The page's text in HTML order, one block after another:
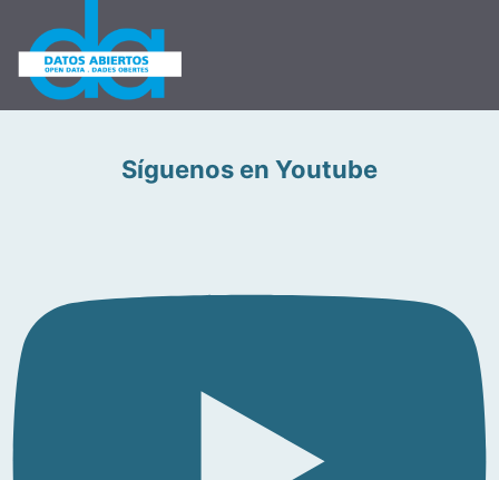
Síguenos en Youtube